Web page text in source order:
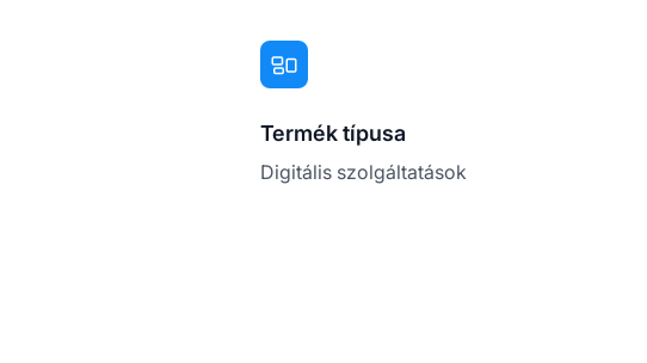
Termék típusa
Digitális szolgáltatások